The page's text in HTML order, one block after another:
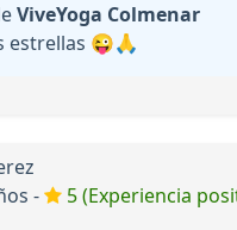
ViveYoga Colmenar
estrellas 😜🙏
-
5 (Experiencia